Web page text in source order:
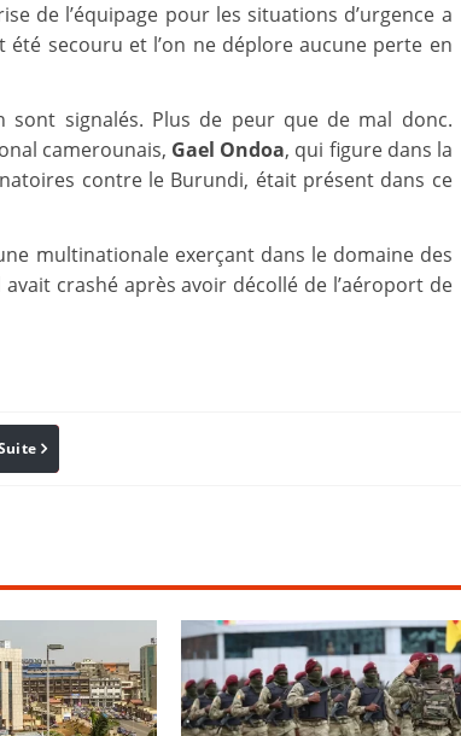
de l’équipage pour les situations d’urgence a
été secouru et l’on ne déplore aucune perte en
sont signalés. Plus de peur que de mal donc.
camerounais, Gael Ondoa, qui figure dans la
contre le Burundi, était présent dans ce
multinationale exerçant dans le domaine des
crashé après avoir décollé de l’aéroport de
Pinterest